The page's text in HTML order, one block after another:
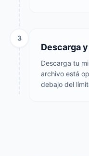
3
Descarga
Descarga tu
archivo está
debajo del